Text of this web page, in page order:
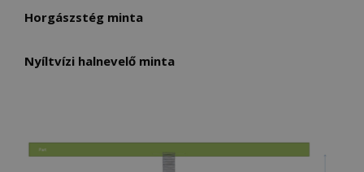
Horgászstég minta
Nyíltvízi halnevelő minta